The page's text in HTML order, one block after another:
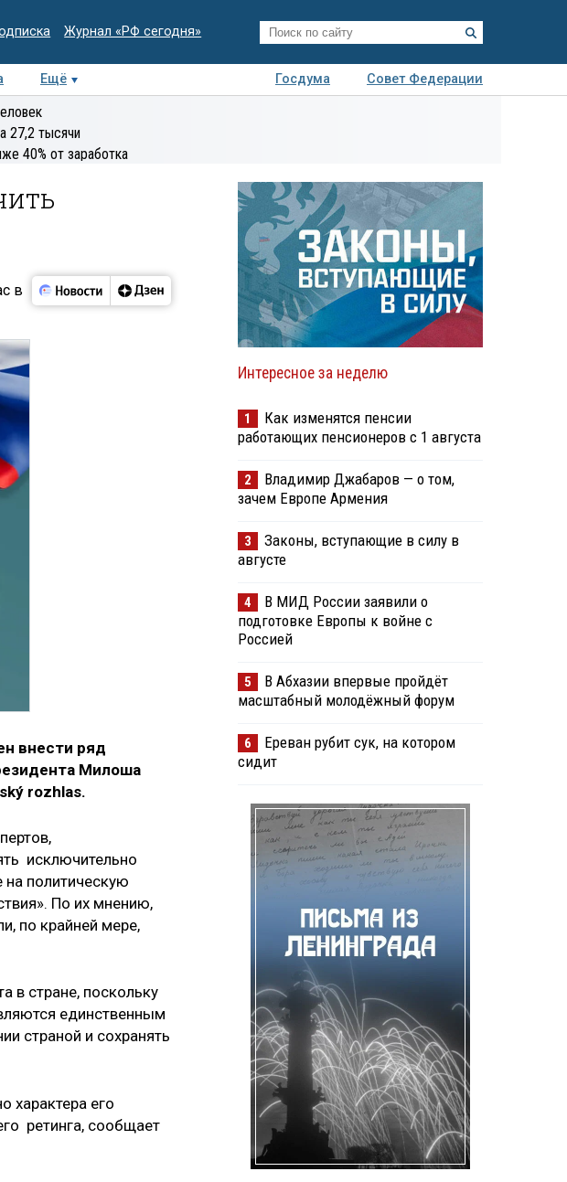
Журнал «РФ сегодня»
Ещё Госдума
Совет Федерации
27,2 тысячи
40% от заработка
в
внести ряд
Милоша
rozhlas.
исключительно
на политическую
По их мнению,
по крайней мере,
в стране, поскольку
единственным
страной и сохранять
характера его
ретинга, сообщает
Интересное за неделю
1
Как изменятся пенсии
работающих пенсионеров с 1 августа
2
Владимир Джабаров — о том,
зачем Европе Армения
3
Законы, вступающие в силу в
августе
4
В МИД России заявили о
подготовке Европы к войне с
Россией
5
В Абхазии впервые пройдёт
масштабный молодёжный форум
6
Ереван рубит сук, на котором
сидит